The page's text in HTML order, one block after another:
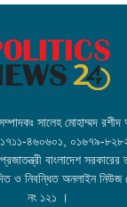
সালেহ মোহাম্মদ
০১৭১১-৪৬০৬০১, ০১৬৭৯-
বাংলাদেশ
ও নিবন্ধিত অনলাইন নিউজ
নং ১২১ ।